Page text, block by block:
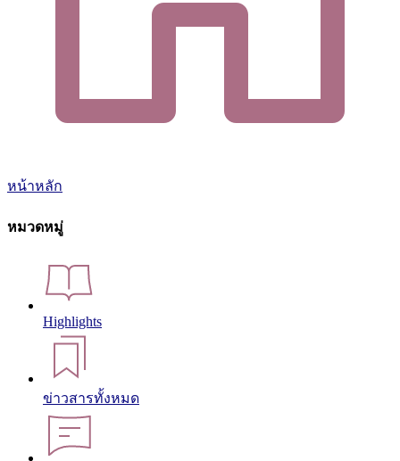
หน้าหลัก
หมวดหมู่
Highlights
ข่าวสารทั้งหมด